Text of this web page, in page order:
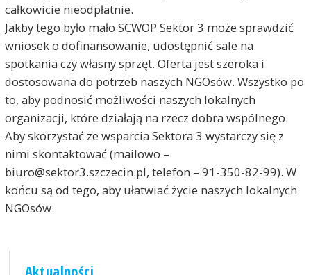
całkowicie nieodpłatnie.
Jakby tego było mało SCWOP Sektor 3 może sprawdzić
wniosek o dofinansowanie, udostępnić sale na
spotkania czy własny sprzęt. Oferta jest szeroka i
dostosowana do potrzeb naszych NGOsów. Wszystko po
to, aby podnosić możliwości naszych lokalnych
organizacji, które działają na rzecz dobra wspólnego.
Aby skorzystać ze wsparcia Sektora 3 wystarczy się z
nimi skontaktować (mailowo –
biuro@sektor3.szczecin.pl, telefon – 91-350-82-99). W
końcu są od tego, aby ułatwiać życie naszych lokalnych
NGOsów.